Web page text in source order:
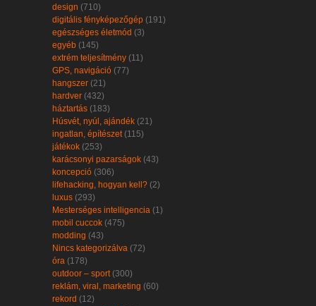
design (710)
digitális fényképezőgép (191)
egészséges életmód (3)
egyéb (145)
extrém teljesítmény (11)
GPS, navigáció (77)
hangszer (21)
hardver (432)
háztartás (183)
Húsvét, nyúl, ajándék (21)
ingatlan, építészet(115)
játékok (253)
karácsonyi pazarságok (43)
koncepció (306)
lifehacking, hogyan kell? (2)
luxus (293)
Mesterséges intelligencia (1)
mobil cuccok (475)
modding (43)
Nincs kategorizálva (72)
óra (178)
outdoor – sport(300)
reklám, viral, marketing (60)
rekord (12)